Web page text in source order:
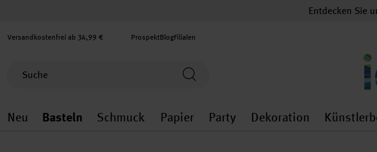
Entdecken Sie
Versandkostenfrei ab 34,99 € ProspektBlogFilialen
Neu
Neu general.openMenu
Basteln
Basteln general.openMenu
Schmuck
Schmuck general.openMenu
Papier
Papier general.openMenu
Party
Party general.openMenu
Dekoration